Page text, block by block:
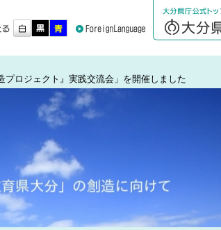
プロジェクト』実践交流会」を開催しました